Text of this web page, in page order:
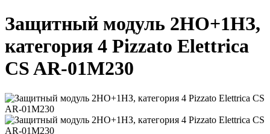
Защитный модуль 2НО+1НЗ,
категория 4 Pizzato Elettrica
CS AR-01M230